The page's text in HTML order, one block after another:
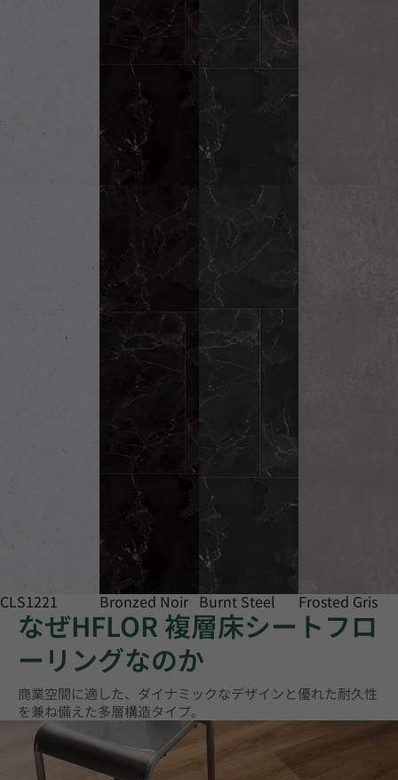
CLS1221 Bronzed Noir Burnt Steel Frosted Gris
なぜHFLOR 複層床シートフロ
ーリングなのか
商業空間に適した、ダイナミックなデザインと優れた耐久性
を兼ね備えた多層構造タイプ。